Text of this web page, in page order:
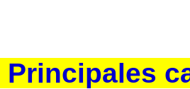
Principales